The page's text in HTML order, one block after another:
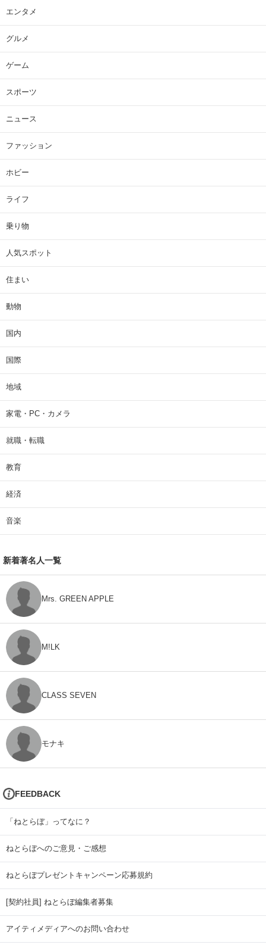
エンタメ
グルメ
ゲーム
スポーツ
ニュース
ファッション
ホビー
ライフ
乗り物
人気スポット
住まい
動物
国内
国際
地域
家電・PC・カメラ
就職・転職
教育
経済
音楽
新着著名人一覧
Mrs. GREEN APPLE
M!LK
CLASS SEVEN
モナキ
FEEDBACK
「ねとらぼ」ってなに？
ねとらぼへのご意見・ご感想
ねとらぼプレゼントキャンペーン応募規約
[契約社員] ねとらぼ編集者募集
アイティメディアへのお問い合わせ